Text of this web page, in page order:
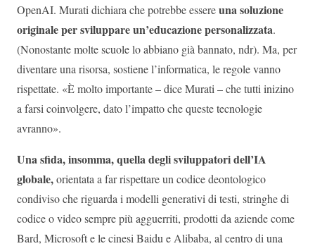
OpenAI. Murati dichiara che potrebbe essereuna soluzione
originale per sviluppare un’educazione personalizzata.
(Nonostante molte scuole lo abbiano già bannato, ndr). Ma, per
diventare una risorsa, sostiene l’informatica, le regole vanno
rispettate. «È molto importante – dice Murati – che tutti inizino
a farsi coinvolgere, dato l’impatto che queste tecnologie
avranno».
Una sfida, insomma, quella degli sviluppatori dell’IA
globale,orientata a far rispettare un codice deontologico
condiviso che riguarda i modelli generativi di testi, stringhe di
codice o video sempre più agguerriti, prodotti da aziende come
Bard, Microsoft e le cinesi Baidu e Alibaba, al centro di una